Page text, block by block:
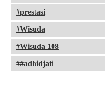
prestasi
Wisuda
Wisuda 108
#adhidjati